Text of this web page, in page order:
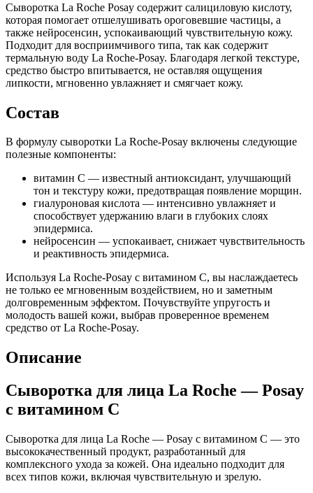
Сыворотка La Roche Posay содержит салициловую кислоту,
которая помогает отшелушивать ороговевшие частицы, а
также нейросенсин, успокаивающий чувствительную кожу.
Подходит для восприимчивого типа, так как содержит
термальную воду La Roche-Posay. Благодаря легкой текстуре,
средство быстро впитывается, не оставляя ощущения
липкости, мгновенно увлажняет и смягчает кожу.
Состав
В формулу сыворотки La Roche-Posay включены следующие
полезные компоненты:
витамин C — известный антиоксидант, улучшающий
тон и текстуру кожи, предотвращая появление морщин.
гиалуроновая кислота — интенсивно увлажняет и
способствует удержанию влаги в глубоких слоях
эпидермиса.
нейросенсин — успокаивает, снижает чувствительность
и реактивность эпидермиса.
Используя La Roche-Posay с витамином C, вы наслаждаетесь
не только ее мгновенным воздействием, но и заметным
долговременным эффектом. Почувствуйте упругость и
молодость вашей кожи, выбрав проверенное временем
средство от La Roche-Posay.
Описание
Сыворотка для лица La Roche — Posay
с витамином C
Сыворотка для лица La Roche — Posay с витамином C — это
высококачественный продукт, разработанный для
комплексного ухода за кожей. Она идеально подходит для
всех типов кожи, включая чувствительную и зрелую.